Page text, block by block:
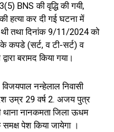
BNS की वृद्धि की गयी,
हत्या कर दी गई घटना में
तथा दिनांक 9/11/2024 को
कपडे (सर्ट, व टी-सर्ट) व
बरामद किया गया।
नन्हेलाल निवासी
उम्र 29 वर्ष 2. अजय पुत्र
थाना नानकमता जिला ऊधम
पेश किया जायेगा ।